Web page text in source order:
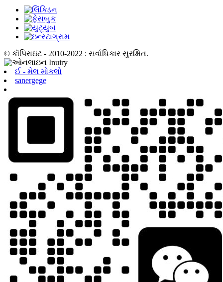
© કૉપિરાઇટ - 2010-2022 : સર્વાધિકાર સુરક્ષિત.
ઈ - મેલ મોકલો
sanergege